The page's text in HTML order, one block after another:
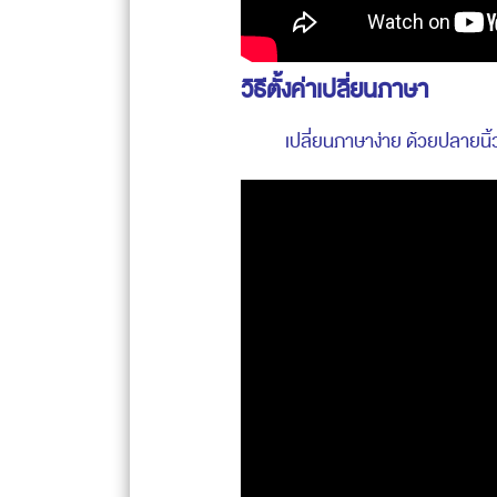
วิธีตั้งค่าเปลี่ยนภาษา
เปลี่ยนภาษาง่าย ด้วยปลายนิ้